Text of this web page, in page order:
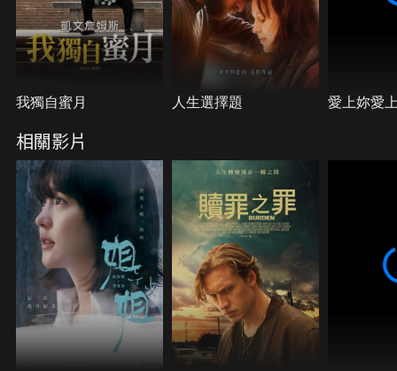
我獨自蜜月 人生選擇題 愛上妳愛
相關影片